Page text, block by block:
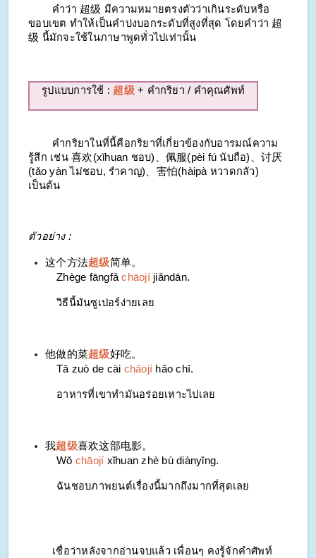
คำว่า 超级 มีความหมายตรงตัวว่าเกินระดับหรือ
ขอบเขต ทำให้เป็นคำบ่งบอกระดับที่สูงที่สุด โดยคำว่า 超
级 นี้มักจะใช้ในภาษาพูดทั่วไปเท่านั้น
รูปแบบการใช้ : 超级+ คำกริยา / คำคุณศัพท์
คำกริยาในที่นี้คือกริยาที่เกี่ยวข้องกับอารมณ์ความ
รู้สึก เช่น 喜欢(xǐhuan ชอบ)、佩服(pèi fú นับถือ)、讨厌
(tǎo yànไม่ชอบ, รำคาญ)、害怕(hàipà หวาดกลัว)
เป็นต้น
ตัวอย่าง :
这个方法超级简单。
Zhège fāngfǎchāojíjiǎndān.
วิธีนี้มันซูเปอร์ง่ายเลย
他做的菜超级好吃。
Tā zuò de cài chāojí hǎo chī.
อาหารที่เขาทำมันอร่อยเหาะไปเลย
我超级喜欢这部电影。
Wǒ chāojí xǐhuan zhè bù diànyǐng.
ฉันชอบภาพยนต์เรื่องนี้มากถึงมากที่สุดเลย
เชื่อว่าหลังจากอ่านจบแล้ว เพื่อนๆ คงรู้จักคำศัพท์